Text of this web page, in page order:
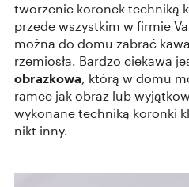
tworzenie koronek techniką
przede wszystkim w firmie
można do domu zabrać
rzemiosła. Bardzo ciekawa
obrazkowa, którą w domu
ramce jak obraz lub
wykonane techniką koronki
nikt inny.